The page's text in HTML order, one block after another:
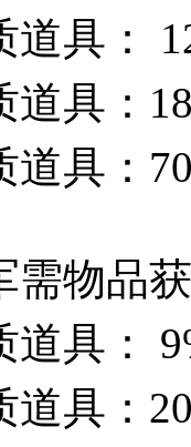
道具：
道具：
道具：
需物品
道具：
道具：